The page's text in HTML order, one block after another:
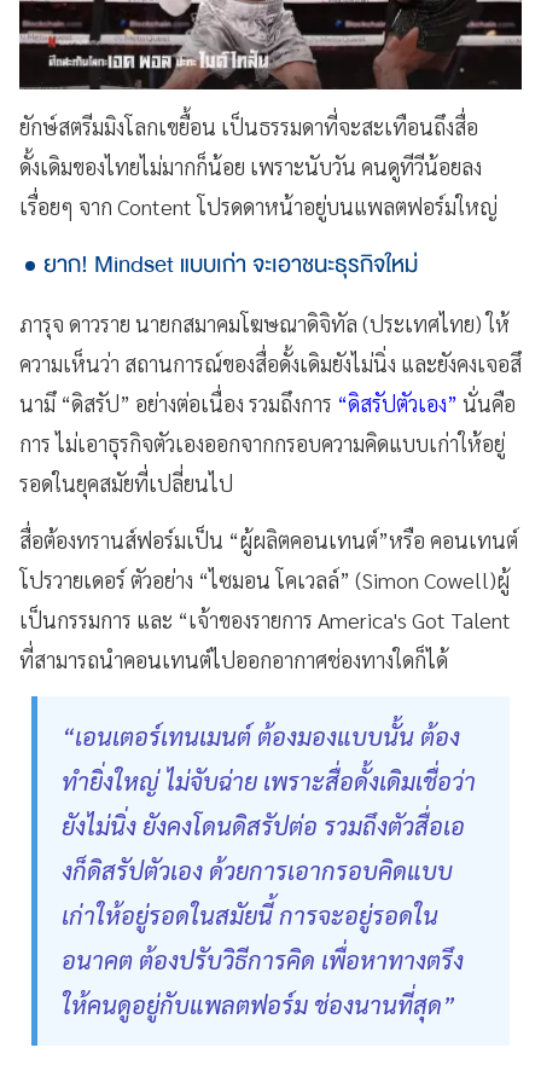
ยักษ์สตรีมมิงโลกเขยื้อน เป็นธรรมดาที่จะสะเทือนถึงสื่อ
ดั้งเดิมของไทยไม่มากก็น้อย เพราะนับวัน คนดูทีวีน้อยลง
เรื่อยๆ จาก Content โปรดดาหน้าอยู่บนแพลตฟอร์มใหญ่
ยาก! Mindset แบบเก่า จะเอาชนะธุรกิจใหม่
ภารุจ ดาวราย นายกสมาคมโฆษณาดิจิทัล (ประเทศไทย) ให้
ความเห็นว่า สถานการณ์ของสื่อดั้งเดิมยังไม่นิ่ง และยังคงเจอสึ
นามึ “ดิสรัป” อย่างต่อเนื่อง รวมถึงการ “ดิสรัปตัวเอง” นั่นคือ
การ ไม่เอาธุรกิจตัวเองออกจากกรอบความคิดแบบเก่าให้อยู่
รอดในยุคสมัยที่เปลี่ยนไป
สื่อต้องทรานส์ฟอร์มเป็น “ผู้ผลิตคอนเทนต์”หรือ คอนเทนต์
โปรวายเดอร์ ตัวอย่าง “ไซมอน โคเวลล์” (Simon Cowell)ผู้
เป็นกรรมการ และ “เจ้าของรายการ America's Got Talent
ที่สามารถนำคอนเทนต์ไปออกอากาศช่องทางใดก็ได้
“เอนเตอร์เทนเมนต์ ต้องมองแบบนั้น ต้อง
ทำยิ่งใหญ่ ไม่จับฉ่าย เพราะสื่อดั้งเดิมเชื่อว่า
ยังไม่นิ่ง ยังคงโดนดิสรัปต่อ รวมถึงตัวสื่อเอ
งก็ดิสรัปตัวเอง ด้วยการเอากรอบคิดแบบ
เก่าให้อยู่รอดในสมัยนี้ การจะอยู่รอดใน
อนาคต ต้องปรับวิธีการคิด เพื่อหาทางตรึง
ให้คนดูอยู่กับแพลตฟอร์ม ช่องนานที่สุด”